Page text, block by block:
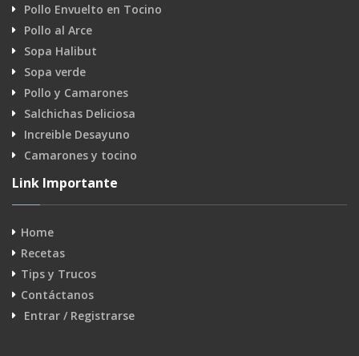
Pollo Envuelto en Tocino
Pollo al Arce
Sopa Halibut
Sopa verde
Pollo y Camarones
Salchichas Deliciosa
Increible Desayuno
Camarones y tocino
Link Importante
Home
Recetas
Tips y Trucos
Contáctanos
Entrar / Registrarse